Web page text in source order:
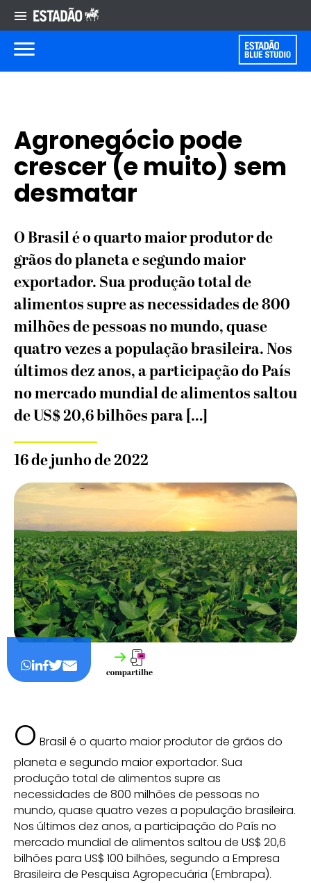
Agronegócio pode
crescer (e muito) sem
desmatar
O Brasil é o quarto maior produtor de
grãos do planeta e segundo maior
exportador. Sua produção total de
alimentos supre as necessidades de 800
milhões de pessoas no mundo, quase
quatro vezes a população brasileira. Nos
últimos dez anos, a participação do País
no mercado mundial de alimentos saltou
de US$ 20,6 bilhões para […]
16 de junho de 2022
O Brasil é o quarto maior produtor de grãos do
planeta e segundo maior exportador. Sua
produção total de alimentos supre as
necessidades de 800 milhões de pessoas no
mundo, quase quatro vezes a população brasileira.
Nos últimos dez anos, a participação do País no
mercado mundial de alimentos saltou de US$ 20,6
bilhões para US$ 100 bilhões, segundo a Empresa
Brasileira de Pesquisa Agropecuária (Embrapa).